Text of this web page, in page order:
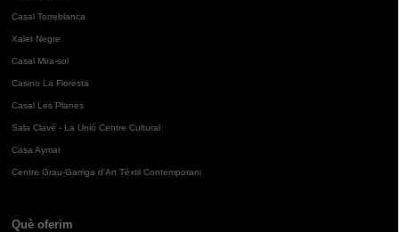
Casal Torreblanca
Xalet Negre
Casal Mira-sol
Casino La Floresta
Casal Les Planes
Sala Clavé - La Unió Centre Cultural
Casa Aymat
Centre Grau-Garriga d'Art Tèxtil Contemporani
Què oferim